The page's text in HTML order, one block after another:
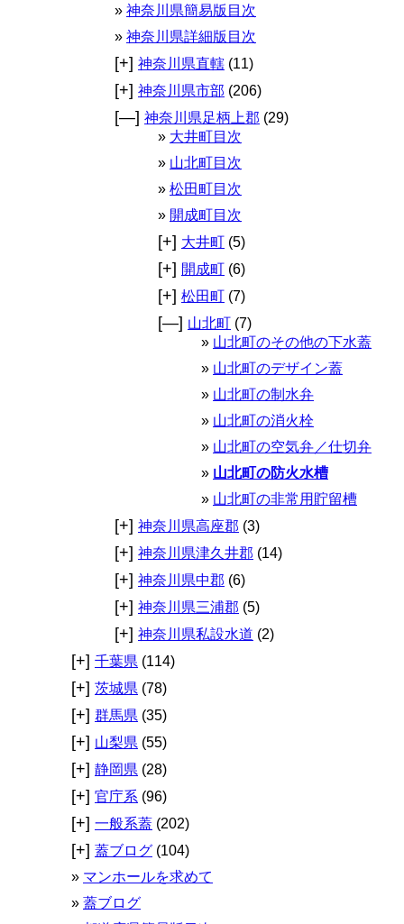
神奈川県簡易版目次
神奈川県詳細版目次
[+] 神奈川県直轄 (11)
[+] 神奈川県市部 (206)
[—] 神奈川県足柄上郡 (29)
大井町目次
山北町目次
松田町目次
開成町目次
[+] 大井町 (5)
[+] 開成町 (6)
[+] 松田町 (7)
[—] 山北町 (7)
山北町のその他の下水蓋
山北町のデザイン蓋
山北町の制水弁
山北町の消火栓
山北町の空気弁／仕切弁
山北町の防火水槽
山北町の非常用貯留槽
[+] 神奈川県高座郡 (3)
[+] 神奈川県津久井郡 (14)
[+] 神奈川県中郡 (6)
[+] 神奈川県三浦郡 (5)
[+] 神奈川県私設水道 (2)
[+] 千葉県 (114)
[+] 茨城県 (78)
[+] 群馬県 (35)
[+] 山梨県 (55)
[+] 静岡県 (28)
[+] 官庁系 (96)
[+] 一般系蓋 (202)
[+] 蓋ブログ (104)
マンホールを求めて
蓋ブログ